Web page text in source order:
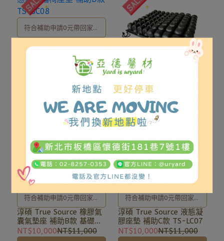
符合補助申請0元帶回家，
歡迎洽詢02-8257-0353或
加入亞德官方LINE ID:
膠輪椅座墊 補助D款 TS-
NT$11,000
加入購物車
理及相關事宜、歡迎洽詢
02-8257-0353或加入亞德
官方LINE ID:
淳碩 True Source 橡膠氣
囊氣墊座 補助B款 分區型
TS-AR55
NT$12,000NT$13,000
加入購物車
符合補助申請0元帶回家，
補助申請辦理及相關事宜、
歡迎洽詢02-8257-0353或
加入亞德官方LINE ID:
淳碩 True Source 橡膠氣
囊氣墊座 補助B款 基礎型
TS-R55
NT$10,000NT$11,000
符合補助申請0元帶回家，
補助申請辦理及相關事宜、
歡迎洽詢02-8257-0353或
加入亞德官方LINE ID:
淳碩 True Source 液態凝
膠座墊 補助C款 TS-LC07
NT$10,000NT$11,000